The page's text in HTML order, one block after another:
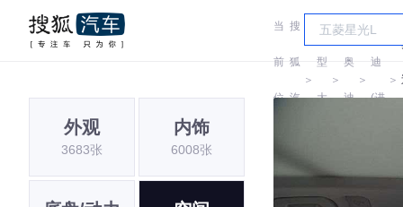
当
前
位
搜
狐
汽
＞
车
型
大
＞
奥
迪
＞
奥
迪
(进
＞
外观
3683张
内饰
6008张